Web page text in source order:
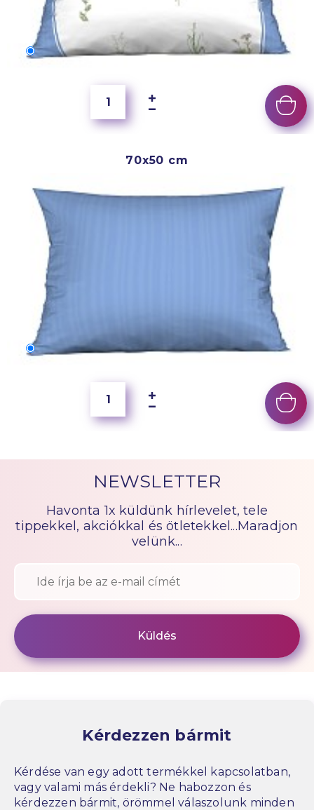
60x40 cm
70x50 cm
70x50 cm
NEWSLETTER
Havonta 1x küldünk hírlevelet, tele
tippekkel, akciókkal és ötletekkel...Maradjon
velünk...
Kérdezzen bármit
Kérdése van egy adott termékkel kapcsolatban,
vagy valami más érdekli? Ne habozzon és
kérdezzen bármit, örömmel válaszolunk minden